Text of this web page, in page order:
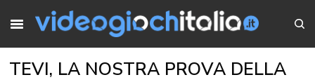
TEVI, LA NOSTRA PROVA DELLA